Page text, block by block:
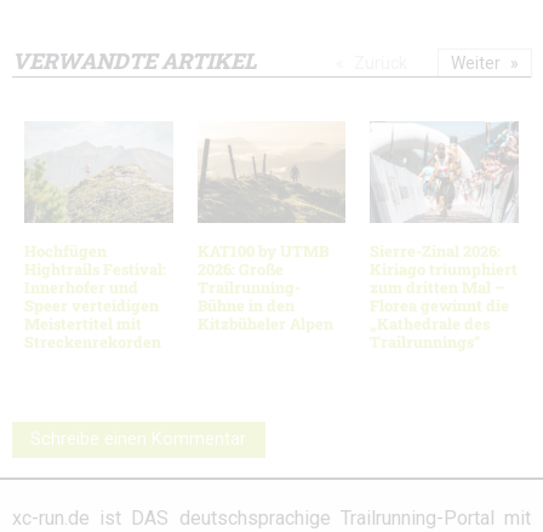
VERWANDTE ARTIKEL
Hochfügen
Hightrails Festival:
Innerhofer und
Speer verteidigen
Meistertitel mit
Streckenrekorden
KAT100 by UTMB
2026: Große
Trailrunning-
Bühne in den
Kitzbüheler Alpen
Sierre-Zinal 2026:
Kiriago triumphiert
zum dritten Mal –
Florea gewinnt die
„Kathedrale des
Trailrunnings“
Weiter
Schreibe einen Kommentar
xc-run.de ist DAS deutschsprachige Trailrunning-Portal mit